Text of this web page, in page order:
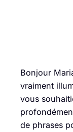
Bonjour
vraiment
vous
de phrases